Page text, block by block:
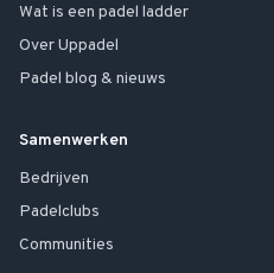
Wat is een padel ladder
Over Uppadel
Padel blog & nieuws
Samenwerken
Bedrijven
Padelclubs
Communities